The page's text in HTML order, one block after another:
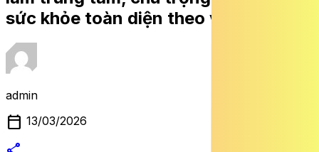
sức khỏe toàn diện theo vòng đời
admin
calendar_today 13/03/2026